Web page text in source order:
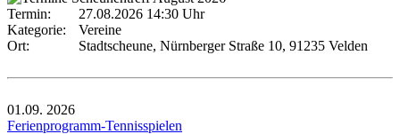
Termin:
27.08.2026 14:30 Uhr
Kategorie:
Vereine
Ort:
Stadtscheune, Nürnberger Straße 10, 91235 Velden
01.09. 2026
Ferienprogramm-Tennisspielen